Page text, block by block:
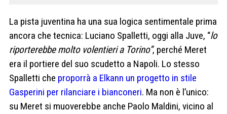
La pista juventina ha una sua logica sentimentale prima
ancora che tecnica: Luciano Spalletti, oggi alla Juve, “lo
riporterebbe molto volentieri a Torino”, perché Meret
era il portiere del suo scudetto a Napoli. Lo stesso
Spalletti che proporrà a Elkann un progetto in stile
Gasperini per rilanciare i bianconeri. Ma non è l’unico:
su Meret si muoverebbe anche Paolo Maldini, vicino al